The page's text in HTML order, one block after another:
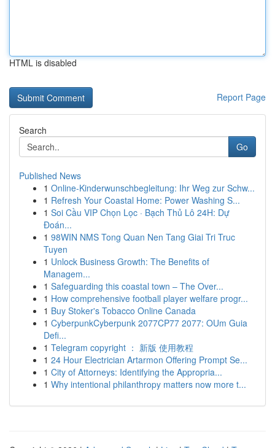
HTML is disabled
Report Page
Search
Go
Published News
1 Online-Kinderwunschbegleitung: Ihr Weg zur Schw...
1 Refresh Your Coastal Home: Power Washing S...
1 Soi Cầu VIP Chọn Lọc · Bạch Thủ Lô 24H: Dự
Đoán...
1 98WIN NMS Tong Quan Nen Tang Giai Tri Truc
Tuyen
1 Unlock Business Growth: The Benefits of
Managem...
1 Safeguarding this coastal town – The Over...
1 How comprehensive football player welfare progr...
1 Buy Stoker's Tobacco Online Canada
1 CyberpunkCyberpunk 2077CP77 2077: OUm Guia
Defi...
1 Telegram copyright ： 新版 使用教程
1 24 Hour Electrician Artarmon Offering Prompt Se...
1 City of Attorneys: Identifying the Appropria...
1 Why intentional philanthropy matters now more t...